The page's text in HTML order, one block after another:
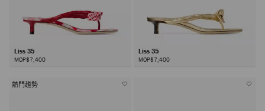
Liss 35
MOP$7,400
Liss 35
MOP$7,400
熱門趨勢